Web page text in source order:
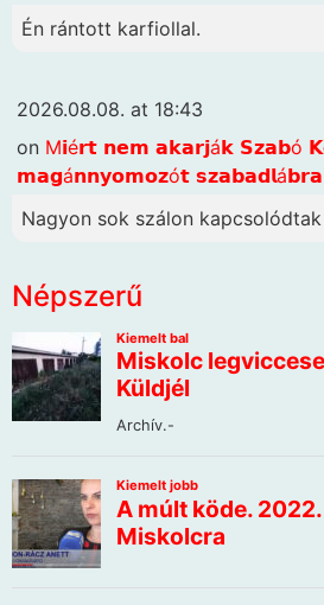
Én rántott karfiollal.
2026.08.08. at 18:43
on M𝗶é𝗿𝘁 𝗻𝗲𝗺 𝗮𝗸𝗮𝗿𝗷á𝗸 𝗦𝘇𝗮𝗯ó
𝗺𝗮𝗴á𝗻𝗻𝘆𝗼𝗺𝗼𝘇ó𝘁 𝘀𝘇𝗮𝗯𝗮𝗱𝗹á𝗯𝗿𝗮
Nagyon sok szálon
Népszerű